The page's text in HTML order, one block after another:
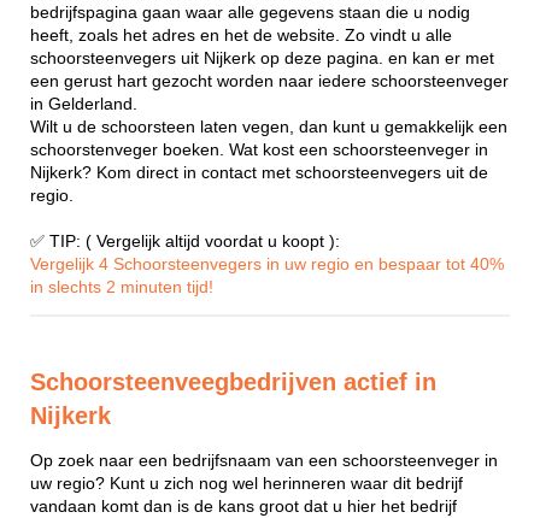
bedrijfspagina gaan waar alle gegevens staan die u nodig
heeft, zoals het adres en het de website. Zo vindt u alle
schoorsteenvegers uit Nijkerk op deze pagina. en kan er met
een gerust hart gezocht worden naar iedere schoorsteenveger
in Gelderland.
Wilt u de schoorsteen laten vegen, dan kunt u gemakkelijk een
schoorstenveger boeken. Wat kost een schoorsteenveger in
Nijkerk? Kom direct in contact met schoorsteenvegers uit de
regio.
✅ TIP: ( Vergelijk altijd voordat u koopt ):
Vergelijk 4 Schoorsteenvegers in uw regio en bespaar tot 40%
in slechts 2 minuten tijd!
Schoorsteenveegbedrijven actief in
Nijkerk
Op zoek naar een bedrijfsnaam van een schoorsteenveger in
uw regio? Kunt u zich nog wel herinneren waar dit bedrijf
vandaan komt dan is de kans groot dat u hier het bedrijf